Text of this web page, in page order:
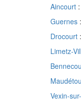
Aincourt
Guernes
Drocourt
Limetz-
Vexin-